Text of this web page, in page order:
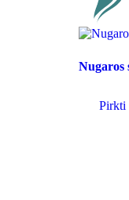
Nugaros
Pirkti